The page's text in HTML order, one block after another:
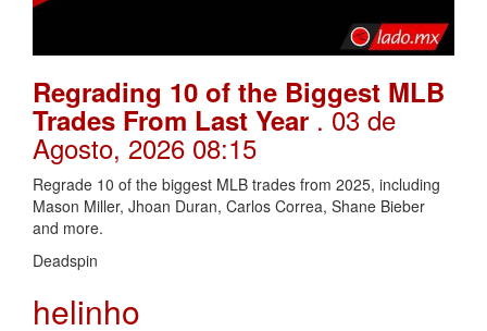
Regrading 10 of the Biggest MLB
Trades From Last Year. 03 de
Agosto, 2026 08:15
Regrade 10 of the biggest MLB trades from 2025, including
Mason Miller, Jhoan Duran, Carlos Correa, Shane Bieber
and more.
Deadspin
helinho